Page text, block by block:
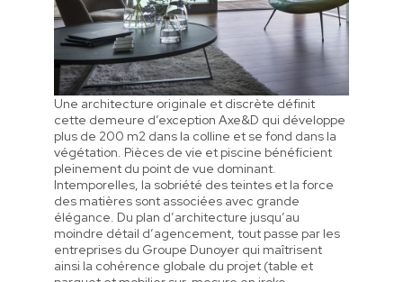
Une architecture originale et discrète définit
cette demeure d’exception Axe&D qui développe
plus de 200 m2 dans la colline et se fond dans la
végétation. Pièces de vie et piscine bénéficient
pleinement du point de vue dominant.
Intemporelles, la sobriété des teintes et la force
des matières sont associées avec grande
élégance. Du plan d’architecture jusqu’au
moindre détail d’agencement, tout passe par les
entreprises du Groupe Dunoyer qui maîtrisent
ainsi la cohérence globale du projet (table et